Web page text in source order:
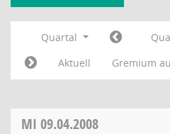
Quartal
Aktuell
Gremium
MI 09.04.2008